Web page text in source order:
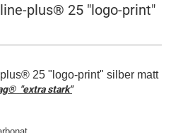
plus® 25 "logo-print"
25 "logo-print" silber matt
"extra stark"